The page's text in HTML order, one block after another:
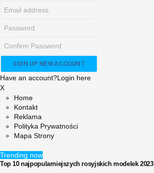
Have an account?Login here
X
Home
Kontakt
Reklama
Polityka Prywatności
Mapa Strony
Trending now
Top 10 najpopularniejszych rosyjskich modelek 2023